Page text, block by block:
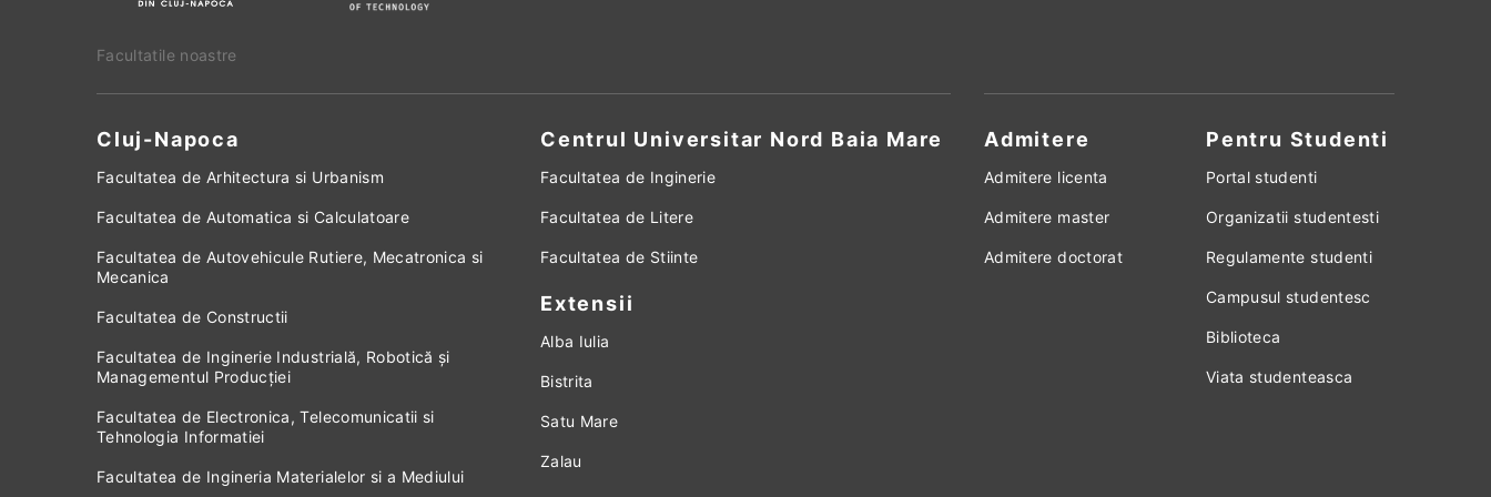
Facultatile noastre
Cluj-Napoca Centrul Universitar Nord Baia Mare
Facultatea de Arhitectura si Urbanism
Facultatea de Automatica si Calculatoare
Facultatea de Autovehicule Rutiere, Mecatronica si
Mecanica
Facultatea de Constructii
Facultatea de Inginerie Industrială, Robotică și
Managementul Producției
Facultatea de Electronica, Telecomunicatii si
Tehnologia Informatiei
Facultatea de Ingineria Materialelor si a Mediului
Facultatea de Inginerie
Facultatea de Litere
Facultatea de Stiinte
Extensii
Alba Iulia
Bistrita
Satu Mare
Zalau
Admitere
Admitere licenta
Admitere master
Admitere doctorat
Pentru Studenti
Portal studenti
Organizatii studentesti
Regulamente studenti
Campusul studentesc
Biblioteca
Viata studenteasca